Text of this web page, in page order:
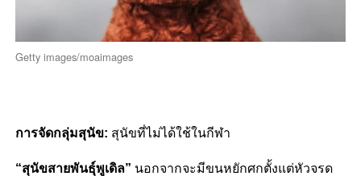
Getty images/moaimages
การจัดกลุ่มสุนัข: สุนัขที่ไม่ได้ใช้ในกีฬา
“สุนัขสายพันธุ์พูเดิล” นอกจากจะมีขนหยักศกตั้งแต่หัวจรด